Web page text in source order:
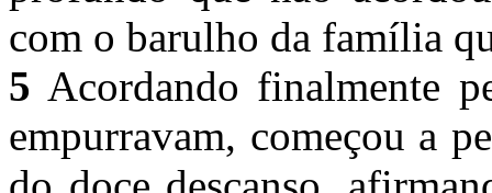
com o barulho da família
5 Acordando finalmente
empurravam, começou a